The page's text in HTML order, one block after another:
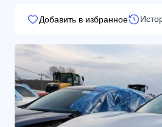
Добавить в избранное